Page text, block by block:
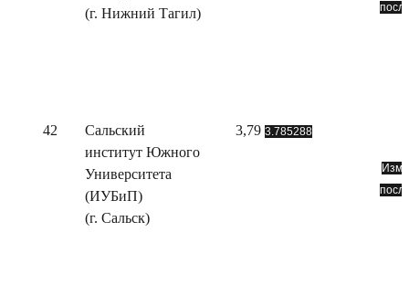
(г. Нижний Тагил)
42
Сальский
институт Южного
Университета
(ИУБиП)
(г. Сальск)
3,79 3.785288